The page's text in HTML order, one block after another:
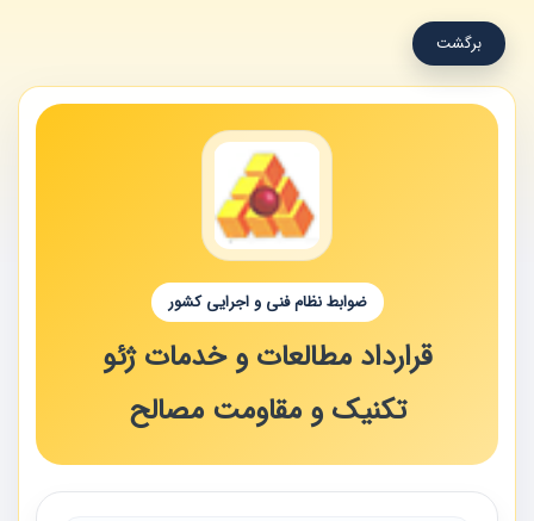
برگشت
ضوابط نظام فنی و اجرایی کشور
قرارداد مطالعات و خدمات ژئو
تکنیک و مقاومت مصالح